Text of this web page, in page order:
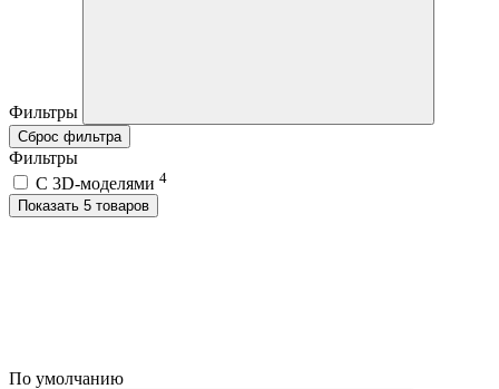
Фильтры
Сброс фильтра
Фильтры
C 3D-моделями 4
Показать 5 товаров
По умолчанию